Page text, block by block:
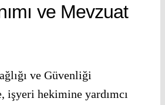
ve Mevzuat
ve Güvenliği
işyeri hekimine yardımcı